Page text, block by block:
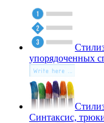
упорядоченных
Синтаксис,